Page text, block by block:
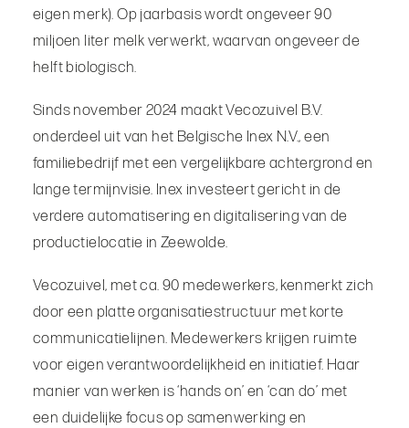
eigen merk). Op jaarbasis wordt ongeveer 90
miljoen liter melk verwerkt, waarvan ongeveer de
helft biologisch.
Sinds november 2024 maakt Vecozuivel B.V.
onderdeel uit van het Belgische Inex N.V., een
familiebedrijf met een vergelijkbare achtergrond en
lange termijnvisie. Inex investeert gericht in de
verdere automatisering en digitalisering van de
productielocatie in Zeewolde.
Vecozuivel, met ca. 90 medewerkers, kenmerkt zich
door een platte organisatiestructuur met korte
communicatielijnen. Medewerkers krijgen ruimte
voor eigen verantwoordelijkheid en initiatief. Haar
manier van werken is ‘hands on’ en ‘can do’ met
een duidelijke focus op samenwerking en